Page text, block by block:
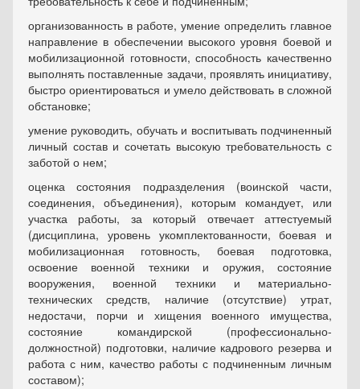
организованность в работе, умение определить главное
направление в обеспечении высокого уровня боевой и
мобилизационной готовности, способность качественно
выполнять поставленные задачи, проявлять инициативу,
быстро ориентироваться и умело действовать в сложной
обстановке;
умение руководить, обучать и воспитывать подчиненный
личный состав и сочетать высокую требовательность с
заботой о нем;
оценка состояния подразделения (воинской части,
соединения, объединения), которым командует, или
участка работы, за который отвечает аттестуемый
(дисциплина, уровень укомплектованности, боевая и
мобилизационная готовность, боевая подготовка,
освоение военной техники и оружия, состояние
вооружения, военной техники и материально-
технических средств, наличие (отсутствие) утрат,
недостачи, порчи и хищения военного имущества,
состояние командирской (профессионально-
должностной) подготовки, наличие кадрового резерва и
работа с ним, качество работы с подчиненным личным
составом);